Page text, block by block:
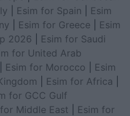
Esim for Spain
Esim
Esim for Greece
Esim
2026
Esim for Saudi
for United Arab
Esim for Morocco
Esim
Esim for Africa
for GCC Gulf
Middle East
Esim for